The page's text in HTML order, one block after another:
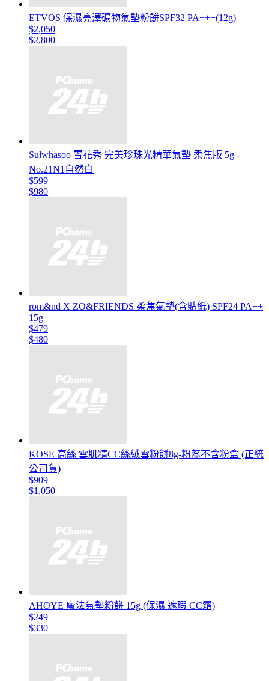
ETVOS 保濕亮澤礦物氣墊粉餅SPF32 PA+++(12g)
$2,050
$2,800
Sulwhasoo 雪花秀 完美珍珠光精華氣墊 柔焦版 5g -
No.21N1自然白
$599
$980
rom&nd X ZO&FRIENDS 柔焦氣墊(含貼紙) SPF24 PA++
15g
$479
$480
KOSE 高絲 雪肌精CC絲絨雪粉餅8g-粉蕊不含粉盒 (正統
公司貨)
$909
$1,050
AHOYE 魔法氣墊粉餅 15g (保濕 遮瑕 CC霜)
$249
$330